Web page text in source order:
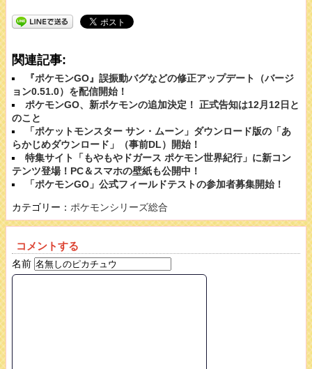
関連記事:
『ポケモンGO』誤振動バグなどの修正アップデート（バージ
ョン0.51.0）を配信開始！
ポケモンGO、新ポケモンの追加決定！ 正式告知は12月12日と
のこと
「ポケットモンスター サン・ムーン」ダウンロード版の「あ
らかじめダウンロード」（事前DL）開始！
特集サイト「もやもやドガース ポケモン世界紀行」に新コン
テンツ登場！PC＆スマホの壁紙も公開中！
「ポケモンGO」公式フィールドテストの参加者募集開始！
カテゴリー： ポケモンシリーズ総合
コメントする
名前